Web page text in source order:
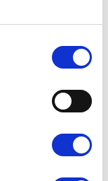
lub błyszczące